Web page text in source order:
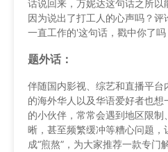
话说回来，万妮达这句话之所
因为说出了打工人的心声吗？
一直工作的'这句话，戳中你了吗
题外话：
伴随国内影视、综艺和直播平
的海外华人以及华语爱好者也
的小伙伴，常常会遇到地区限
晰，甚至频繁缓冲等糟心问题，
成“煎熬”，为大家推荐一款专